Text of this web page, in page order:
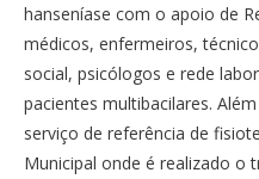
hanseníase com o apoio de
médicos, enfermeiros,
social, psicólogos e rede
pacientes multibacilares.
serviço de referência de
Municipal onde é realizado o